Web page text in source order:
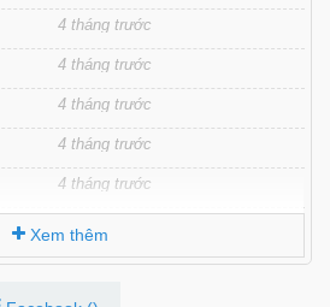
4 tháng trước
4 tháng trước
4 tháng trước
4 tháng trước
4 tháng trước
4 tháng trước
4 tháng trước
Xem thêm